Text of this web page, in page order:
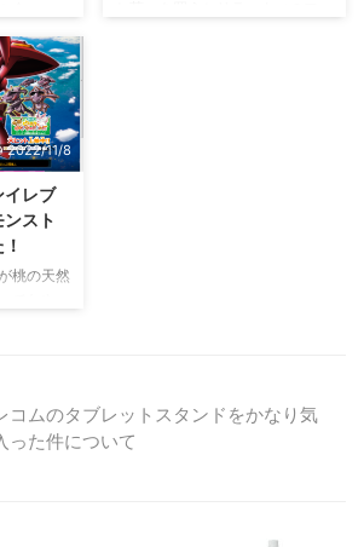
る「食べ
うらっ
した。
は11：
店のホー
ラダも
に食べる
いてあ
ーキ 名
2022/11/8
イレブ
スト
桃の天然
たりで
なが
ゲノセ
クリーナ
コムのタブレットスタンドをかなり気
った件について